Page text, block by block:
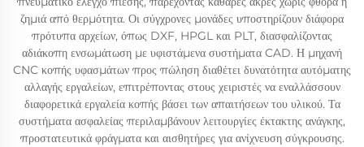
ζημιά από θερμότητα. Οι σύγχρονες μονάδες υποστηρίζουν διάφορα
πρότυπα αρχείων, όπως DXF, HPGL και PLT, διασφαλίζοντας
αδιάκοπη ενσωμάτωση με υφιστάμενα συστήματα CAD. Η μηχανή
CNC κοπής υφασμάτων προς πώληση διαθέτει δυνατότητα αυτόματης
αλλαγής εργαλείων, επιτρέποντας στους χειριστές να εναλλάσσουν
διαφορετικά εργαλεία κοπής βάσει των απαιτήσεων του υλικού. Τα
συστήματα ασφαλείας περιλαμβάνουν λειτουργίες έκτακτης ανάγκης,
προστατευτικά φράγματα και αισθητήρες για ανίχνευση σύγκρουσης.